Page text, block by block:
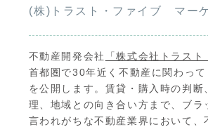
(株)トラスト・ファイブ マー
不動産開発会社 「株式会社トラスト
首都圏で30年近く不動産に関わっ
を公開します。賃貸・購入時の判断
理、地域との向き合い方まで、ブラ
言われがちな不動産業界において、